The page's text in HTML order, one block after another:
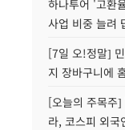
하나투어 '고환
사업 비중 늘려
[7일 오!정말]
지 장바구니에
[오늘의 주목주
라, 코스피 외국